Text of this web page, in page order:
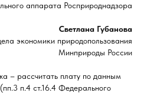
аппарата Росприроднадзора
Светлана Губанова
экономики природопользования
Минприроды России
– рассчитать плату по данным
п.4 ст.16.4 Федерального